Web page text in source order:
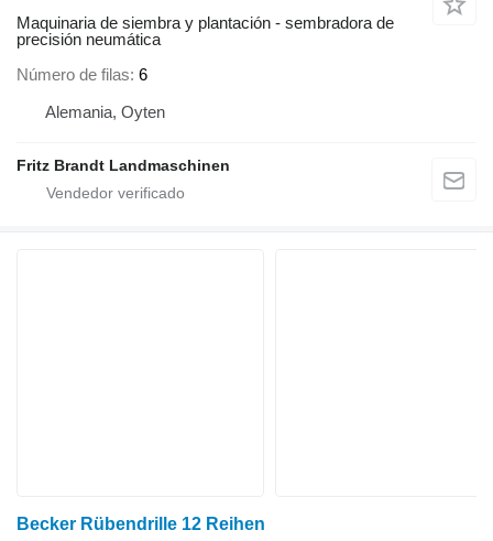
Maquinaria de siembra y plantación - sembradora de
precisión neumática
Número de filas 6
Alemania, Oyten
Fritz Brandt Landmaschinen
Becker Rübendrille 12 Reihen